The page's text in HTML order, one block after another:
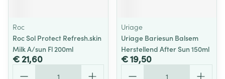
Roc
Roc Sol Protect Refresh.skin
Milk A/sun Fl 200ml
€ 21,60
Uriage
Uriage Bariesun Balsem
Herstellend After Sun 150ml
€ 19,50